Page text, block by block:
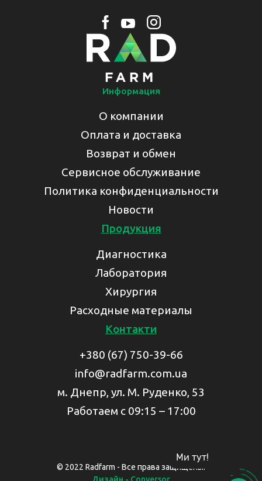
Информация
О компании
Оплата и доставка
Возврат и обмен
Сервисное обслуживание
Политика конфиденциальности
Новости
Продукция
Диагностика
Лаборатория
Хирургия
Расходные материалы
Контакти
+380 (67) 750-39-66
info@radfarm.com.ua
м. Днепр, ул. М. Руденко, 53
Работаем с 09:15 – 17:00
© 2022 Radfarm - Все права защищены.
Ми тут!